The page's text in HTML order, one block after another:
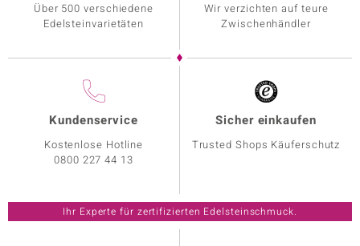
Über 500 verschiedene
Edelsteinvarietäten
Wir verzichten auf teure
Zwischenhändler
Kundenservice
Kostenlose Hotline
0800 227 44 13
Sicher einkaufen
Trusted Shops Käuferschutz
Ihr Experte für zertifizierten Edelsteinschmuck.